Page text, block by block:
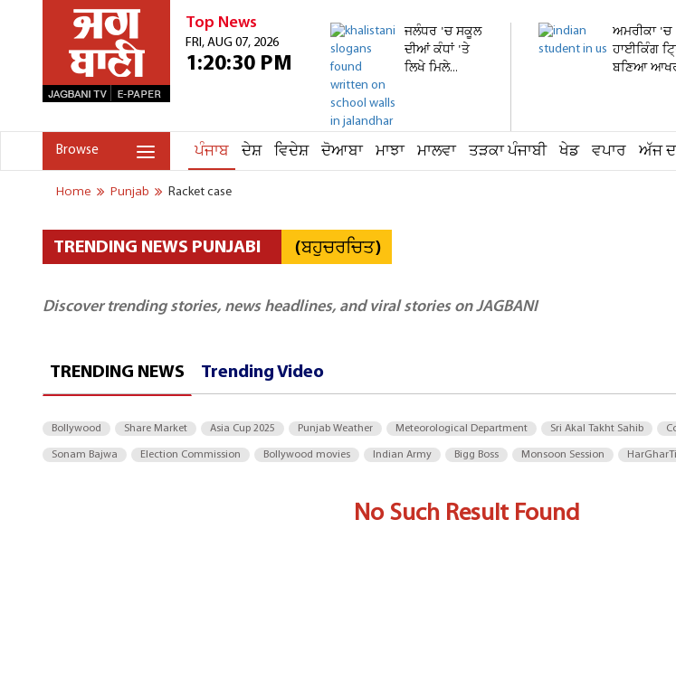
Top News
FRI, AUG 07, 2026
1:20:30 PM
ਜਲੰਧਰ 'ਚ ਸਕੂਲ
ਦੀਆਂ ਕੰਧਾਂ 'ਤੇ
ਲਿਖੇ ਮਿਲੇ...
ਅਮਰੀਕਾ 'ਚ
ਹਾਈਕਿੰਗ
ਬਣਿਆ
Browse ਪੰਜਾਬ ਦੇਸ਼ ਵਿਦੇਸ਼ ਦੋਆਬਾ ਮਾਝਾ ਮਾਲਵਾ ਤੜਕਾ ਪੰਜਾਬੀ ਖੇਡ ਵਪਾਰ ਅੱਜ
Home Punjab Racket case
TRENDING NEWS PUNJABI (ਬਹੁਚਰਚਿਤ)
Discover trending stories, news headlines, and viral stories on JAGBANI
TRENDING NEWS Trending Video
Bollywood Share Market Asia Cup 2025 Punjab Weather Meteorological Department Sri Akal Takht Sahib
Sonam Bajwa Election Commission Bollywood movies Indian Army Bigg Boss Monsoon Session
No Such Result Found